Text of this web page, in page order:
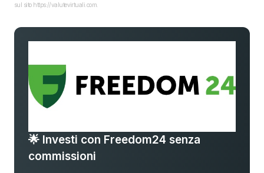
sul sito https://valutevirtuali.com.
🌟 Investi con Freedom24 senza
commissioni